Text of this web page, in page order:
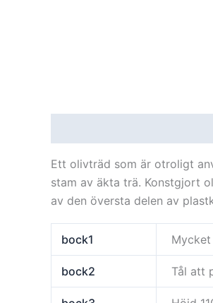
Ett olivträd som är otroligt
stam av äkta trä. Konstgjort
av den översta delen av
bock1
bock2 Tål att